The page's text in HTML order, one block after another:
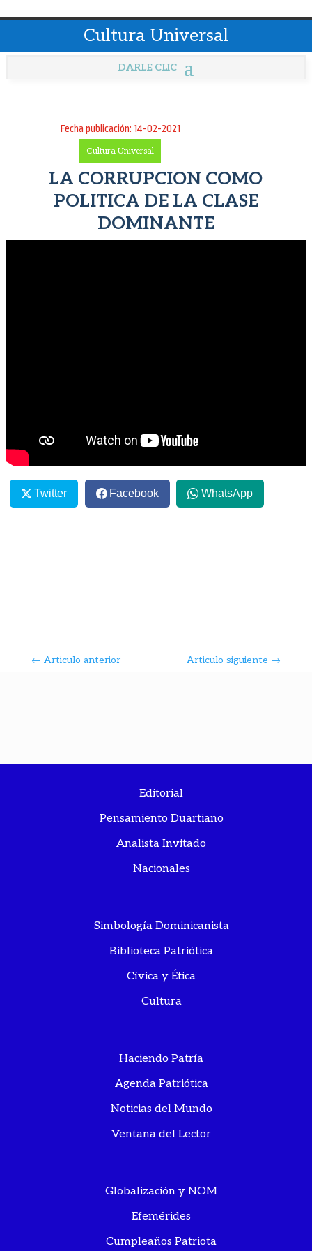
Cultura Universal
Fecha publicación: 14-02-2021
Cultura Universal
LA CORRUPCION COMO
POLITICA DE LA CLASE
DOMINANTE
Twitter Facebook WhatsApp
← Articulo anterior Articulo siguiente →
Editorial
Pensamiento Duartiano
Analista Invitado
Nacionales
Simbología Dominicanista
Biblioteca Patriótica
Cívica y Ética
Cultura
Haciendo Patría
Agenda Patriótica
Noticias del Mundo
Ventana del Lector
Globalización y NOM
Efemérides
Cumpleaños Patriota